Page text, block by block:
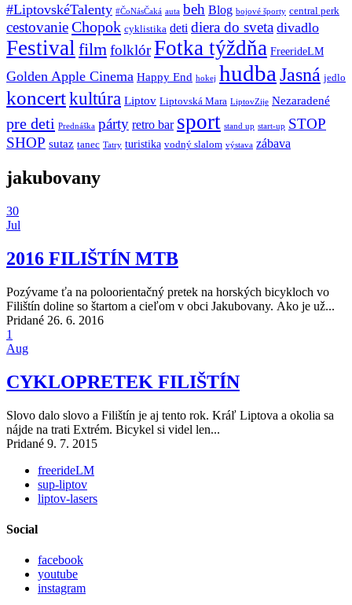
#LiptovskéTalenty #ČoNásČaká auta beh Blog bojové športy central perk
cestovanieChopok cyklistika deti diera do sveta divadlo
Festival filmfolklórFotka týždňa FreerideLM
Golden Apple Cinema Happy End hokej hudba Jasná jedlo
koncertkultúra Liptov Liptovská Mara LiptovZije Nezaradené
pre deti Prednáška párty retro bar sport stand up start-up STOP
SHOP sutaz tanec Tatry turistika vodný slalom výstava zábava
jakubovany
30
Jul
2016 FILIŠTÍN MTB
Pozývame ťa na poloorientačný pretek na horských bicykloch vo
Filištín doline so štartom a cieľom v obci Jakubovany. Ako je už...
Pridané 26. 6. 2016
1
Aug
CYKLOPRETEK FILIŠTÍN
Slovo dalo slovo a Filištín je aj tento rok. Kráľ Liptova a okolia sa
nájde na trati Extrém. Bicykel si videl len...
Pridané 9. 7. 2015
freerideLM
sup-liptov
liptov-lasers
Social
facebook
youtube
instagram